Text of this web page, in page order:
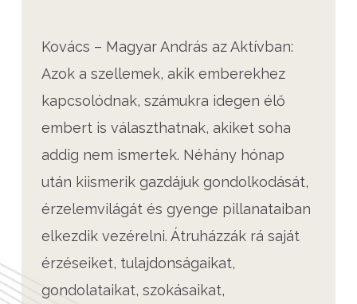
Kovács – Magyar András az Aktívban:
Azok a szellemek, akik emberekhez
kapcsolódnak, számukra idegen élő
embert is választhatnak, akiket soha
addig nem ismertek. Néhány hónap
után kiismerik gazdájuk gondolkodását,
érzelemvilágát és gyenge pillanataiban
elkezdik vezérelni. Átruházzák rá saját
érzéseiket, tulajdonságaikat,
gondolataikat, szokásaikat,